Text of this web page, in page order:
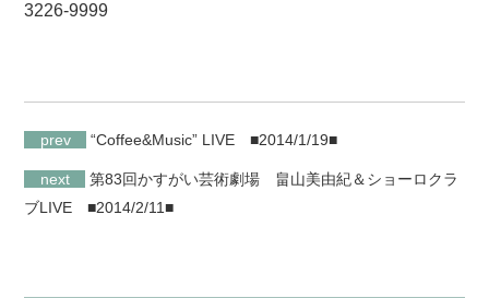
3226-9999
prev “Coffee&Music” LIVE■2014/1/19■
next
第83回かすがい芸術劇場 畠山美由紀＆ショーロクラ
ブLIVE ■2014/2/11■